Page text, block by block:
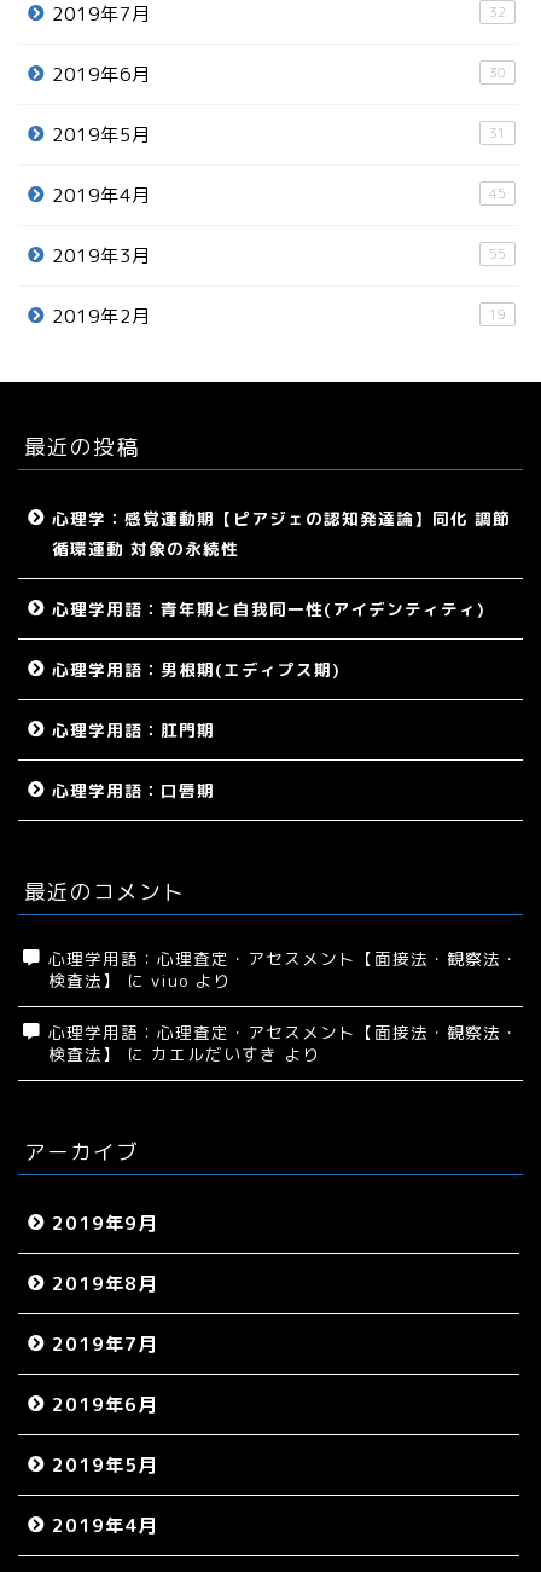
2019年7月 32
2019年6月 30
2019年5月 31
2019年4月 45
2019年3月 55
2019年2月 19
最近の投稿
心理学：感覚運動期【ピアジェの認知発達論】同化 調節
循環運動 対象の永続性
心理学用語：青年期と自我同一性(アイデンティティ)
心理学用語：男根期(エディプス期)
心理学用語：肛門期
心理学用語：口唇期
最近のコメント
心理学用語：心理査定・アセスメント【面接法・観察法・
検査法】
に viuo より
心理学用語：心理査定・アセスメント【面接法・観察法・
検査法】
に カエルだいすき より
アーカイブ
2019年9月
2019年8月
2019年7月
2019年6月
2019年5月
2019年4月